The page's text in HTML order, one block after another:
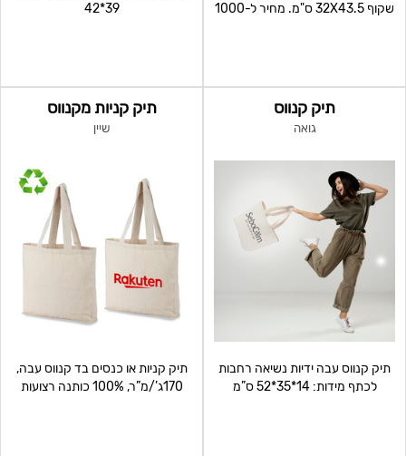
שקוף 32X43.5 ס"מ. מחיר ל-1000
39*42
תיק קנווס
גואה
תיק קנווס עבה ידיות נשיאה רחבות
לכתף מידות: 14*35*52 ס”מ
תיק קניות מקנווס
שיין
תיק קניות או כנסים בד קנווס עבה,
170ג’/מ”ר, 100% כותנה רצועות